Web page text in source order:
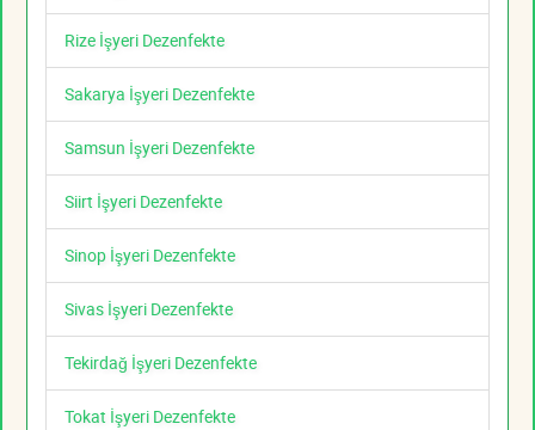
Rize İşyeri Dezenfekte
Sakarya İşyeri Dezenfekte
Samsun İşyeri Dezenfekte
Siirt İşyeri Dezenfekte
Sinop İşyeri Dezenfekte
Sivas İşyeri Dezenfekte
Tekirdağ İşyeri Dezenfekte
Tokat İşyeri Dezenfekte